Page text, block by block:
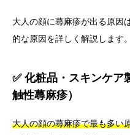
大人の顔に蕁麻疹が出る原因
的な原因を詳しく解説します。
✅ 化粧品・スキンケア
触性蕁麻疹）
大人の顔の蕁麻疹で最も多い